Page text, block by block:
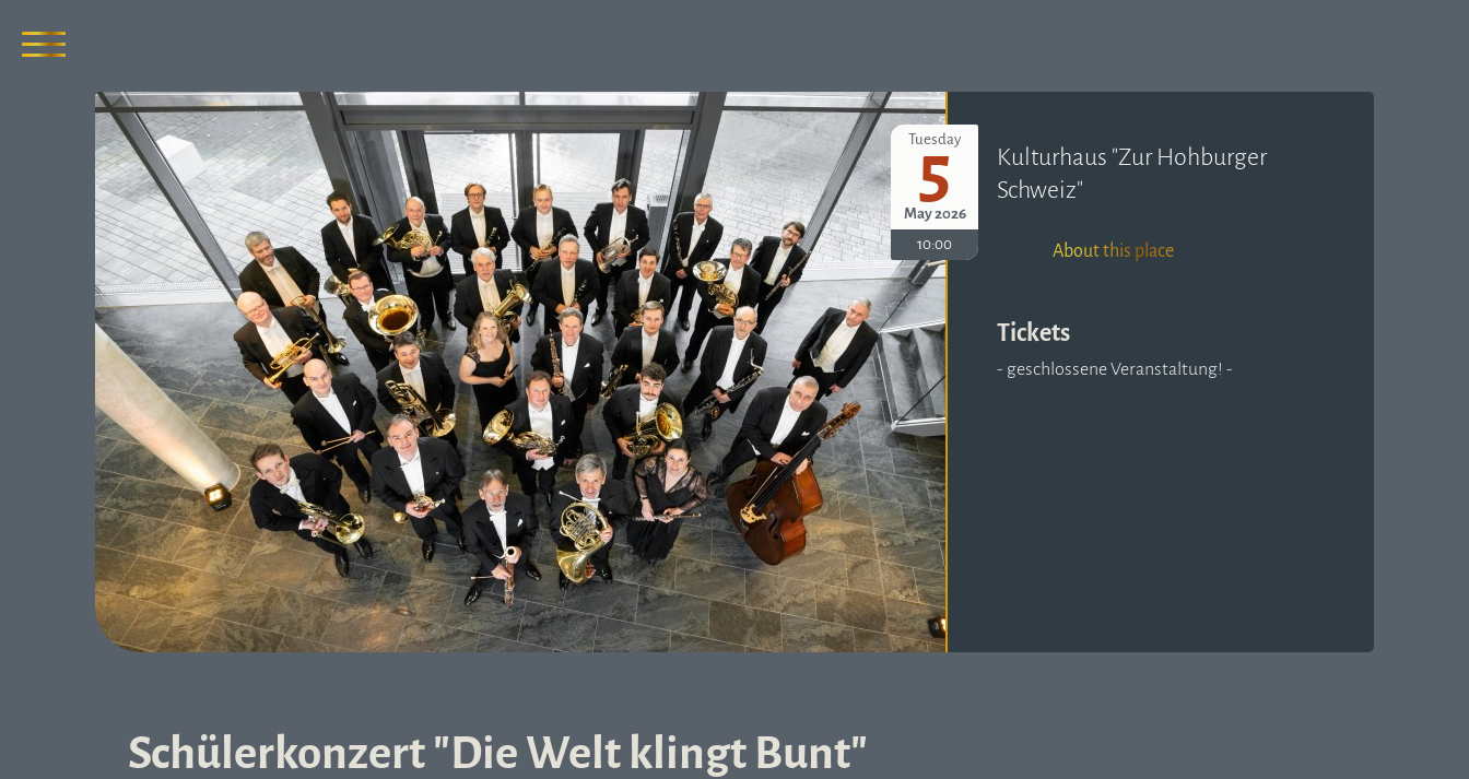
Tuesday
5
May 2026
10:00
Kulturhaus "Zur Hohburger
Schweiz"
About this place
Tickets
- geschlossene Veranstaltung! -
Schülerkonzert "Die Welt klingt Bunt"